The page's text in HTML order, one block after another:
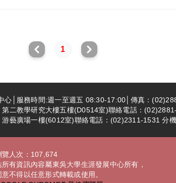
1
心│服務時間:週一至週五 08:30-17:00│傳真：
第二教學研究大樓五樓(D0514室)聯絡電話：
游藝廣場一樓(6012室)聯絡電話：(02)2311-1531 分
覽人次：107,674
有資訊內容屬東吳大學生涯發展中心所有，
不得以任意形式轉載或使用。